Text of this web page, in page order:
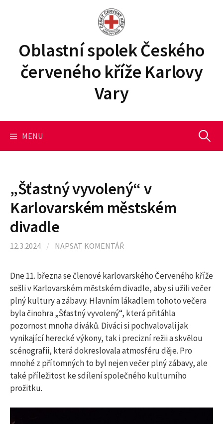
s
Oblastní spolek Českého
červeného kříže Karlovy
Vary
MENU V
d
n
„Šťastný vyvolený“ v
Karlovarském městském
divadle
12.3.2024 / NAPSAT KOMENTÁŘ
Dne 11. března se členové karlovarského Červeného kříže
sešli v Karlovarském městském divadle, aby si užili večer
plný kultury a zábavy. Hlavním lákadlem tohoto večera
byla činohra „Šťastný vyvolený“, která přitáhla
pozornost mnoha diváků. Diváci si pochvalovali jak
vynikající herecké výkony, tak i precizní režii a skvělou
scénografii, která dokreslovala atmosféru děje. Pro
mnohé z přítomných to byl nejen večer plný zábavy, ale
také příležitost ke sdílení společného kulturního
prožitku.